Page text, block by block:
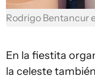
Rodrigo Bentancur
En la fiestita
la celeste